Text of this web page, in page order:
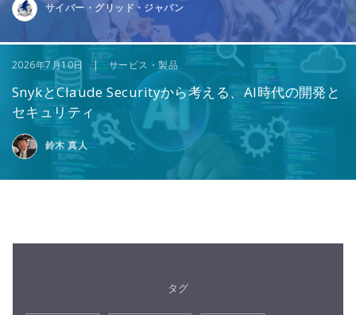
サイバー・グリッド・ジャパン
2026年7月10日 | サービス・製品
SnykとClaude Securityから考える、AI時代の開発と
セキュリティ
鈴木 真人
タグ